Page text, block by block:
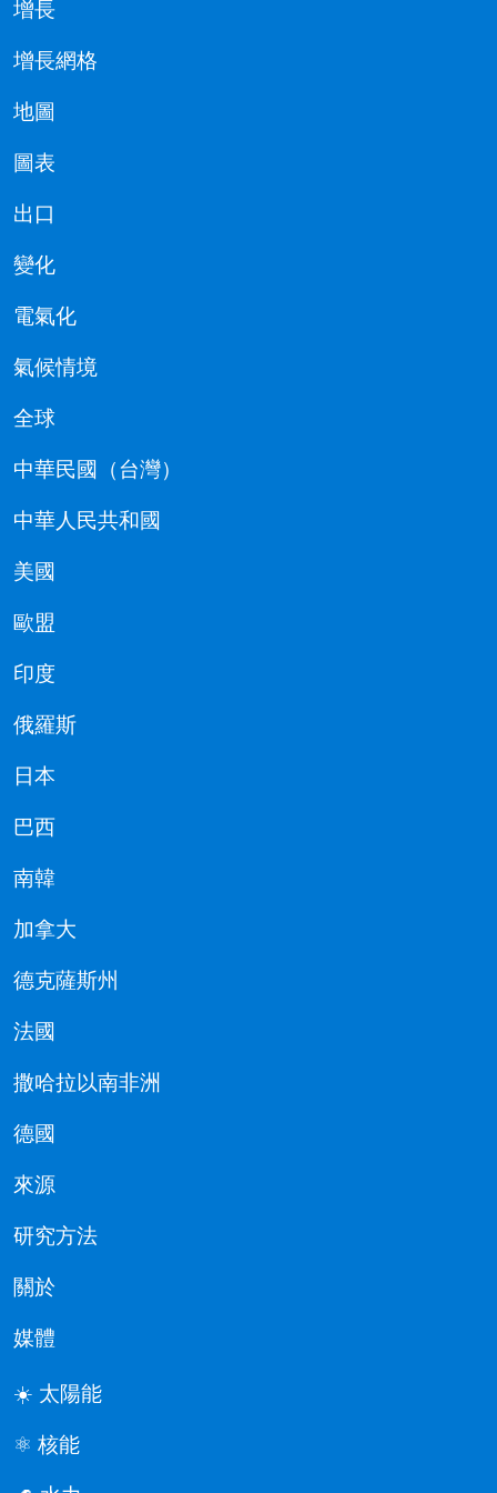
增長
增長網格
地圖
圖表
出口
變化
電氣化
氣候情境
全球
中華民國（台灣）
中華人民共和國
美國
歐盟
印度
俄羅斯
日本
巴西
南韓
加拿大
德克薩斯州
法國
撒哈拉以南非洲
德國
來源
研究方法
關於
媒體
☀️ 太陽能
⚛️ 核能